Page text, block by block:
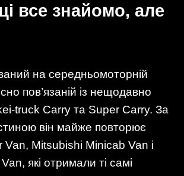
все знайомо, але
на середньомоторній
пов’язаній із нещодавно
truck Carry та Super Carry. За
він майже повторює
Mitsubishi Minicab Van і
які отримали ті самі